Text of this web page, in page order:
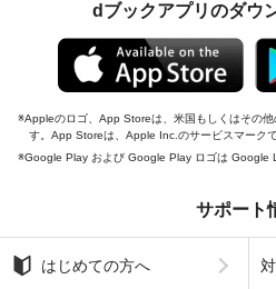
dブックアプリのダウ
Appleのロゴ、App Storeは、米国もしくはその
す。App Storeは、Apple Inc.のサービスマークで
Google Play および Google Play ロゴは Google
サポート
はじめての方へ